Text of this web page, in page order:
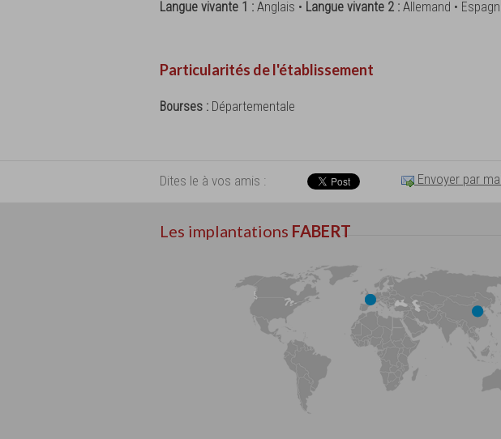
Langue vivante 1 : Anglais • Langue vivante 2 : Allemand •
Particularités de l'établissement
Bourses : Départementale
Dites le à vos amis : Envoyer par
Les implantations FABERT